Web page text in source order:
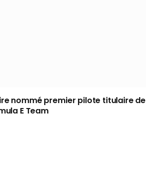
nommé premier pilote titulaire de
E Team